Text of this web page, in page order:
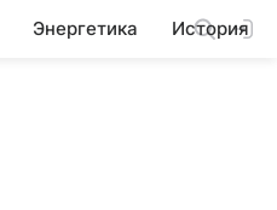
Энергетика История